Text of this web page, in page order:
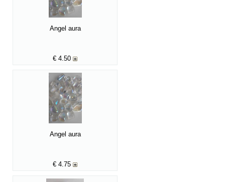
Angel aura
€ 4.50
Angel aura
€ 4.75